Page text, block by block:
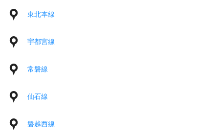
東北本線
宇都宮線
常磐線
仙石線
磐越西線